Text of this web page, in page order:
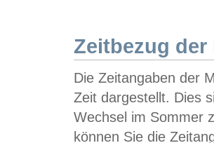
Zeitbezug der
Die Zeitangaben der
Zeit dargestellt. Dies
Wechsel im Sommer
können Sie die